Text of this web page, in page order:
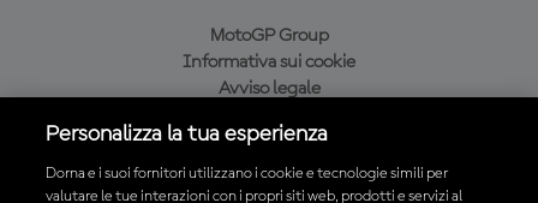
MotoGP Group
Informativa sui cookie
Avviso legale
Condizioni di acquisto
Personalizza la tua esperienza
Dorna e i suoi fornitori utilizzano i cookie e tecnologie simili per
valutare le tue interazioni con i propri siti web, prodotti e servizi al